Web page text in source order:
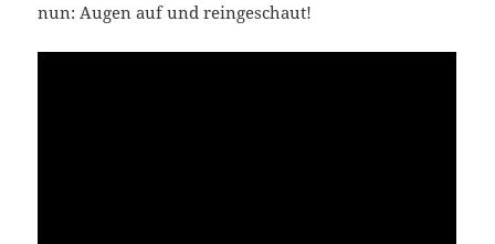
nun: Augen auf und reingeschaut!